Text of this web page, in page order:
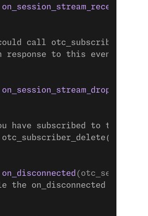
on_session_stream_received
call
response to this event.
on_session_stream_dropped
have subscribed to this
to
on_disconnected (otc_session
the on_disconnected event.